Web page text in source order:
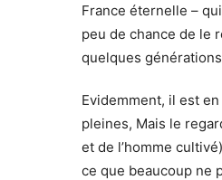
France éternelle –
peu de chance de le
quelques
Evidemment, il est
pleines, Mais le
et de l’homme
ce que beaucoup ne